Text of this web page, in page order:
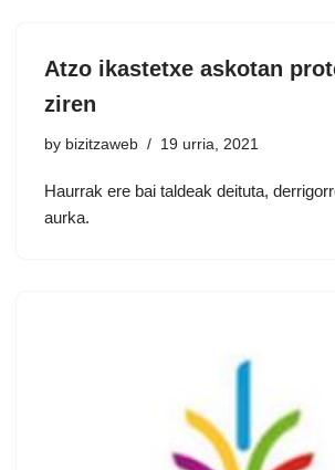
Atzo ikastetxe askotan
ziren
by bizitzaweb 19 urria, 2021
Haurrak ere bai taldeak deituta,
aurka.